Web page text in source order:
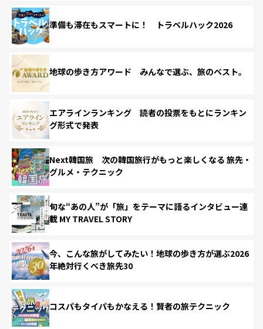
準備も滞在もスマートに！ トラベルハック2026
地球の歩き方アワード みんなで選ぶ、旅のベスト。
エアラインランキング 読者の投票をもとにランキン
グ形式で発表
Next韓国旅 次の韓国旅行がもっと楽しくなる 旅先・
グルメ・テクニック
旬な“あの人”が「旅」をテーマに語るインタビュー連
載 MY TRAVEL STORY
今、こんな旅がしてみたい！地球の歩き方が選ぶ2026
年絶対行くべき旅先30
コスパもタイパもかなえる！賢者の旅テクニック